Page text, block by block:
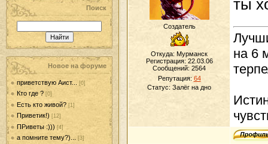
Поиск
Новое на форуме
приветствую Аист... [0]
Кто где ? [0]
Есть кто живой? [1]
Приветик!) [12]
ПРиветы :))) [4]
а помните тему?)... [3]
Создатель
Откуда: Мурманск
Регистрация: 22.03.06
Сообщений: 2564
Репутация: 64
Статус: Залёг на дно
ты
на 6